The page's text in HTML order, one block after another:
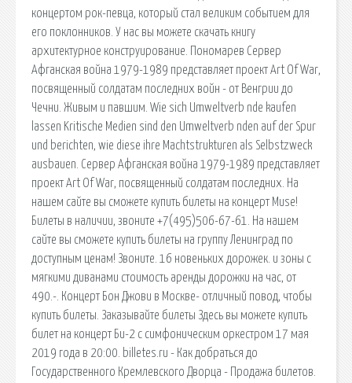
концертом рок-певца, который стал великим событием для
его поклонников. У нас вы можете скачать книгу
архитектурное конструирование. Пономарев Сервер
Афганская война 1979-1989 представляет проект Art Of War,
посвященный солдатам последних войн - от Венгрии до
Чечни. Живым и павшим. Wie sich Umweltverb nde kaufen
lassen Kritische Medien sind den Umweltverb nden auf der Spur
und berichten, wie diese ihre Machtstrukturen als Selbstzweck
ausbauen. Сервер Афганская война 1979-1989 представляет
проект Art Of War, посвященный солдатам последних. На
нашем сайте вы сможете купить билеты на концерт Muse!
Билеты в наличии, звоните +7(495)506-67-61. На нашем
сайте вы сможете купить билеты на группу Ленинград по
доступным ценам! Звоните. 16 новеньких дорожек. и зоны с
мягкими диванами стоимость аренды дорожки на час, от
490.-. Концерт Бон Джови в Москве- отличный повод, чтобы
купить билеты. Заказывайте билеты Здесь вы можете купить
билет на концерт Би-2 с симфоническим оркестром 17 мая
2019 года в 20:00. billetes.ru - Как добраться до
Государственного Кремлевского Дворца - Продажа билетов.